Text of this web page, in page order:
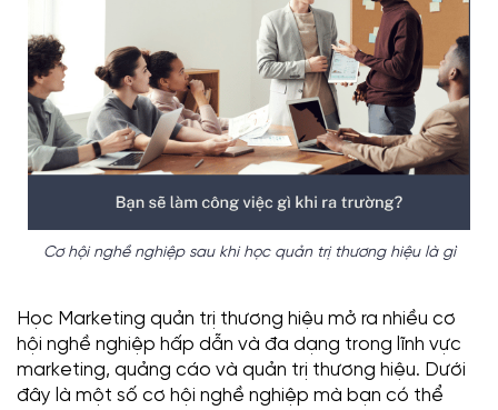
Cơ hội nghề nghiệp sau khi học quản trị thương hiệu là gì
Học Marketing quản trị thương hiệu mở ra nhiều cơ
hội nghề nghiệp hấp dẫn và đa dạng trong lĩnh vực
marketing, quảng cáo và quản trị thương hiệu. Dưới
đây là một số cơ hội nghề nghiệp mà bạn có thể